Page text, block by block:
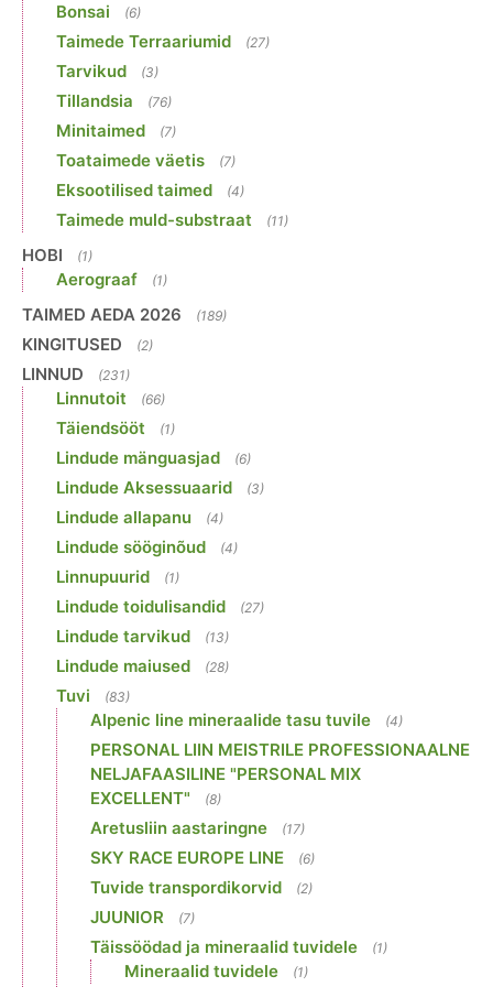
Bonsai (6)
Taimede Terraariumid (27)
Tarvikud (3)
Tillandsia (76)
Minitaimed (7)
Toataimede väetis (7)
Eksootilised taimed (4)
Taimede muld-substraat (11)
HOBI (1)
Aerograaf (1)
TAIMED AEDA 2026 (189)
KINGITUSED (2)
LINNUD (231)
Linnutoit (66)
Täiendsööt (1)
Lindude mänguasjad (6)
Lindude Aksessuaarid (3)
Lindude allapanu (4)
Lindude sööginõud (4)
Linnupuurid (1)
Lindude toidulisandid (27)
Lindude tarvikud (13)
Lindude maiused (28)
Tuvi (83)
Alpenic line mineraalide tasu tuvile (4)
PERSONAL LIIN MEISTRILE PROFESSIONAALNE
NELJAFAASILINE "PERSONAL MIX
EXCELLENT"
(8)
Aretusliin aastaringne (17)
SKY RACE EUROPE LINE (6)
Tuvide transpordikorvid (2)
JUUNIOR (7)
Täissöödad ja mineraalid tuvidele (1)
Mineraalid tuvidele (1)